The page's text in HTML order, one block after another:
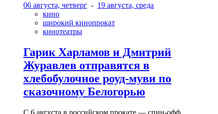
06 августа, четверг - 19 августа, среда
кино
широкий кинопрокат
кинотеатры
Гарик Харламов и Дмитрий
Журавлев отправятся в
хлебобулочное роуд-муви по
сказочному Белогорью
С 6 августа в российском прокате — спин-офф